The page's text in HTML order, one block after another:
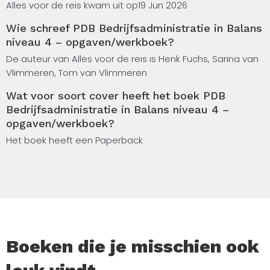
voor elke ondernemer en iedereen die bezig is met
De methode is een veelzijdige kennismaking met het
vakgebied boekhouden en voor veel doeleinden in te
zetten. We hebben de onderwerpen uit het
basiskennis, permanence in voorraad en resultaat,
dagboeken en subadministraties, geautomatiseerde
boekhouding en rechtsvormen en eigen vermogen. PDB
Bedrijfsadministratie in Balans, Opgaven- en werkboek
aansluiten. Voor het beantwoorden van de opgaven zijn
in dit boek ook werkbladen opgenomen. Daardoor kun je
sneller werken en heb je bovendien een geordend geheel
Alles voor de reis kwam uit op19 Jun 2026
Wie schreef PDB Bedrijfsadministratie in Balans
niveau 4 – opgaven/werkboek?
De auteur van Alles voor de reis is Henk Fuchs, Sarina van
Vlimmeren, Tom van Vlimmeren
Wat voor soort cover heeft het boek PDB
Bedrijfsadministratie in Balans niveau 4 –
opgaven/werkboek?
Het boek heeft een Paperback
Boeken die je misschien ook